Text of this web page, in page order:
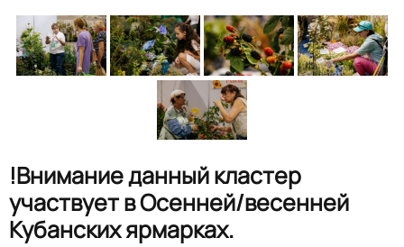
!Внимание данный кластер
участвует в Осенней/весенней
Кубанских ярмарках.